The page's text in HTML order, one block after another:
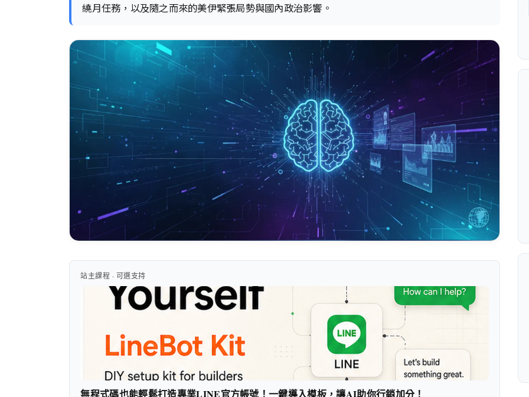
繞月任務，以及隨之而來的美伊緊張局勢與國內政治影響。
站主課程 · 可選支持
無程式碼也能輕鬆打造專業LINE官方帳號！一鍵導入模板，讓AI助你行銷加分！